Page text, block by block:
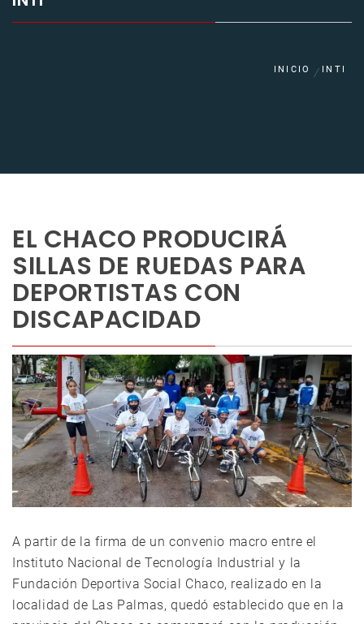
INICIO INTI
EL CHACO PRODUCIRÁ
SILLAS DE RUEDAS PARA
DEPORTISTAS CON
DISCAPACIDAD
A partir de la firma de un convenio macro entre el
Instituto Nacional de Tecnología Industrial y la
Fundación Deportiva Social Chaco, realizado en la
localidad de Las Palmas, quedó establecido que en la